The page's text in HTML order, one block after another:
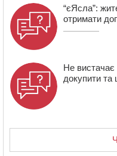
“єЯсла”:
отримати
Не вистачає
докупити та